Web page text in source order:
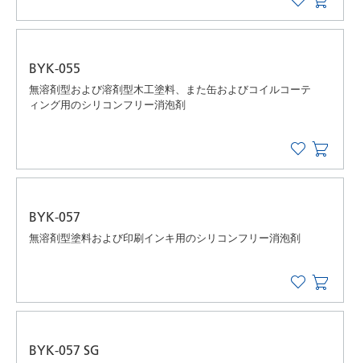
BYK-055
無溶剤型および溶剤型木工塗料、また缶およびコイルコーテ
ィング用のシリコンフリー消泡剤
BYK-057
無溶剤型塗料および印刷インキ用のシリコンフリー消泡剤
BYK-057 SG